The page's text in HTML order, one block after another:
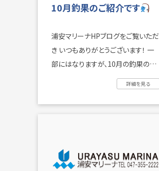
10月釣果のご紹介です
浦安マリーナHPブログをご覧いただ
き いつもありがとうございます！ 一
部にはなりますが、10月の釣果のご
紹介です。 みなさま待 ...
詳細を見る